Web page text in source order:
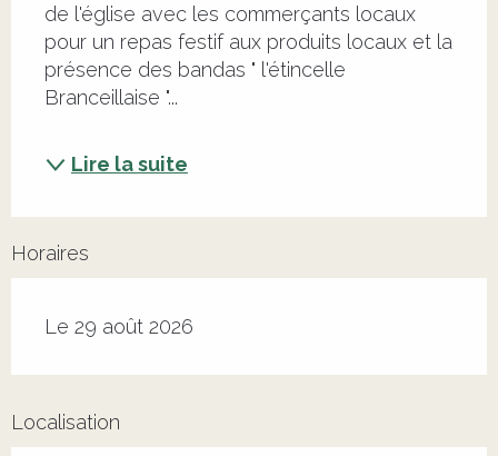
de l'église avec les commerçants locaux
pour un repas festif aux produits locaux et la
présence des bandas " l'étincelle
Branceillaise "...
Lire la suite
Horaires
Le 29 août 2026
Localisation